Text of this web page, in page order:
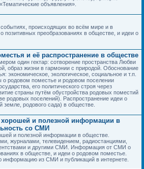
объявления».
происходящих во всём мире и в
позитивных преобразованиях в обществе, и идеи о
и её распространение в обществе
один гектар: сотворение пространства Любви
образ жизни в гармонии с природой. Обоснование
экономическое, экологическое, социальное и т.п.
о родовом поместье и родовом поселении
его политического строя через
страны путём обустройства родовых поместий
родовых поселений). Распространение идеи о
земле, родового сада) в обществе.
хорошей и полезной информации в
со СМИ
и полезной информации в обществе.
журналами, телевидением, радиостанциями,
и другими СМИ. Информация от СМИ о
в обществе, и идеи о родовом поместье.
из СМИ и публикаций в интернете.